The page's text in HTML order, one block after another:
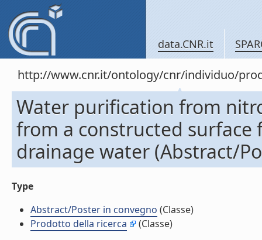
data.CNR.it
http://www.cnr.it/ontology/cnr/individuo/
Water purification from
from a constructed
drainage water (Abstract/
Type
Abstract/Poster in convegno (Classe)
Prodotto della ricerca
(Classe)